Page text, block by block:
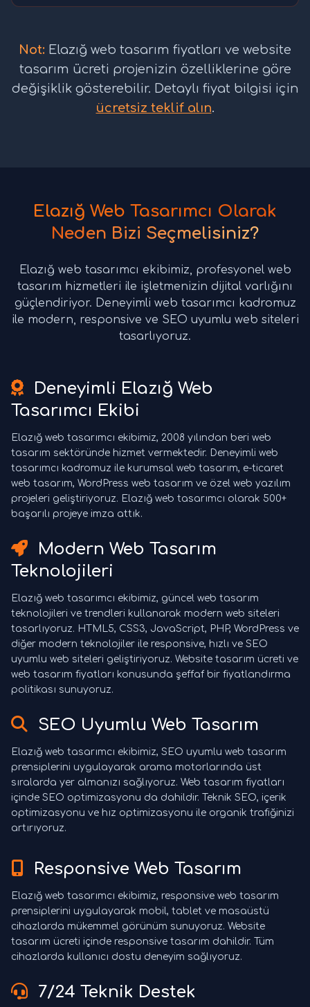
Not: Elazığ web tasarım fiyatları ve website
tasarım ücreti projenizin özelliklerine göre
değişiklik gösterebilir. Detaylı fiyat bilgisi için
ücretsiz teklif alın.
Elazığ Web Tasarımcı Olarak
Neden Bizi Seçmelisiniz?
Elazığ web tasarımcı ekibimiz, profesyonel web
tasarım hizmetleri ile işletmenizin dijital varlığını
güçlendiriyor. Deneyimli web tasarımcı kadromuz
ile modern, responsive ve SEO uyumlu web siteleri
tasarlıyoruz.
Deneyimli Elazığ Web
Tasarımcı Ekibi
Elazığ web tasarımcı ekibimiz, 2008 yılından beri web
tasarım sektöründe hizmet vermektedir. Deneyimli web
tasarımcı kadromuz ile kurumsal web tasarım, e-ticaret
web tasarım, WordPress web tasarım ve özel web yazılım
projeleri geliştiriyoruz. Elazığ web tasarımcı olarak 500+
başarılı projeye imza attık.
Modern Web Tasarım
Teknolojileri
Elazığ web tasarımcı ekibimiz, güncel web tasarım
teknolojileri ve trendleri kullanarak modern web siteleri
tasarlıyoruz. HTML5, CSS3, JavaScript, PHP, WordPress ve
diğer modern teknolojiler ile responsive, hızlı ve SEO
uyumlu web siteleri geliştiriyoruz. Website tasarım ücreti ve
web tasarım fiyatları konusunda şeffaf bir fiyatlandırma
politikası sunuyoruz.
SEO Uyumlu Web Tasarım
Elazığ web tasarımcı ekibimiz, SEO uyumlu web tasarım
prensiplerini uygulayarak arama motorlarında üst
sıralarda yer almanızı sağlıyoruz. Web tasarım fiyatları
içinde SEO optimizasyonu da dahildir. Teknik SEO, içerik
optimizasyonu ve hız optimizasyonu ile organik trafiğinizi
artırıyoruz.
Responsive Web Tasarım
Elazığ web tasarımcı ekibimiz, responsive web tasarım
prensiplerini uygulayarak mobil, tablet ve masaüstü
cihazlarda mükemmel görünüm sunuyoruz. Website
tasarım ücreti içinde responsive tasarım dahildir. Tüm
cihazlarda kullanıcı dostu deneyim sağlıyoruz.
7/24 Teknik Destek